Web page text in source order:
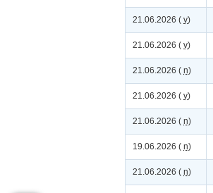
21.06.2026 ( v)
21.06.2026 ( v)
21.06.2026 ( n)
21.06.2026 ( v)
21.06.2026 ( n)
19.06.2026 ( n)
21.06.2026 ( n)